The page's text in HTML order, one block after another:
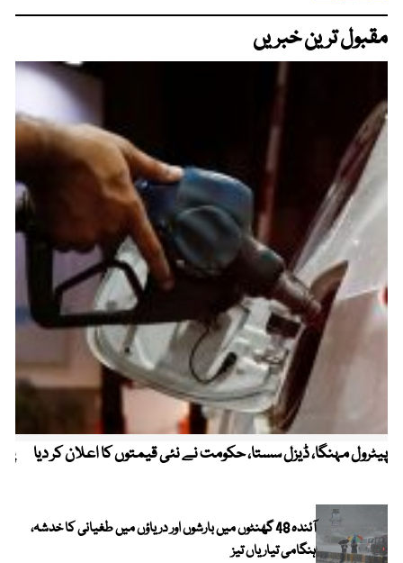
مقبول ترین خبریں
پیٹرول مہنگا، ڈیزل سستا، حکومت نے نئی قیمتوں کا اعلان کر دیا
آئندہ 48 گھنٹوں میں بارشوں اور دریاؤں میں طغیانی کا خدشہ،
ہنگامی تیاریاں تیز